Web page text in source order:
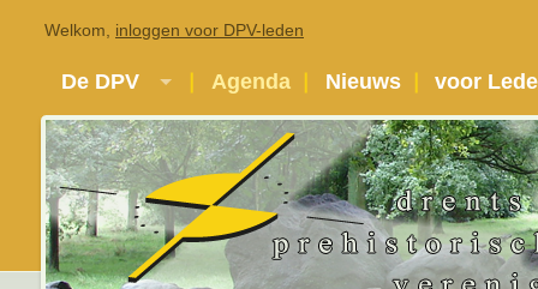
Welkom, inloggen voor DPV-leden
De DPV Agenda Nieuws voor